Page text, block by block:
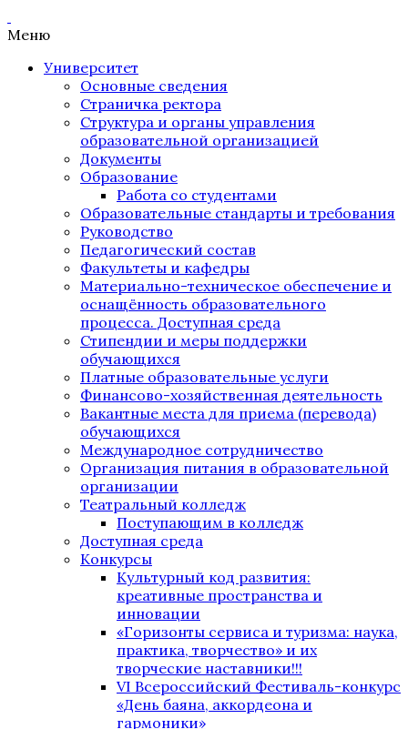
Меню
Университет
Основные сведения
Страничка ректора
Структура и органы управления
образовательной организацией
Документы
Образование
Работа со студентами
Образовательные стандарты и требования
Руководство
Педагогический состав
Факультеты и кафедры
Материально-техническое обеспечение и
оснащённость образовательного
процесса. Доступная среда
Стипендии и меры поддержки
обучающихся
Платные образовательные услуги
Финансово-хозяйственная деятельность
Вакантные места для приема (перевода)
обучающихся
Международное сотрудничество
Организация питания в образовательной
организации
Театральный колледж
Поступающим в колледж
Доступная среда
Конкурсы
Культурный код развития:
креативные пространства и
инновации
«Горизонты сервиса и туризма: наука,
практика, творчество» и их
творческие наставники!!!
VI Всероссийский Фестиваль-конкурс
«День баяна, аккордеона и
гармоники»